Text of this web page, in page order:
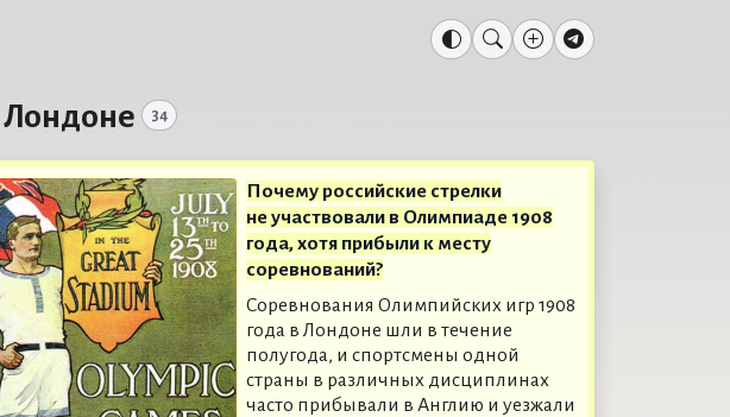
34
Почему российские стрелки
не участвовали в Олимпиаде 1908
года, хотя прибыли к месту
соревнований?
Соревнования Олимпийских игр 1908
года в Лондоне шли в течение
полугода, и спортсмены одной
страны в различных дисциплинах
часто прибывали в Англию и уезжали